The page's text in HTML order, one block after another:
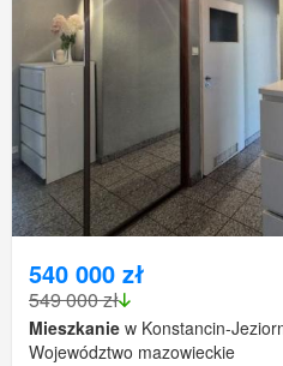
540 000 zł
549 000 zł
Mieszkanie w Konstancin-
Województwo mazowieckie